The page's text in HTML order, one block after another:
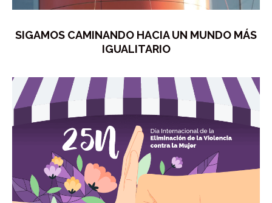
SIGAMOS CAMINANDO HACIA UN MUNDO MÁS
IGUALITARIO